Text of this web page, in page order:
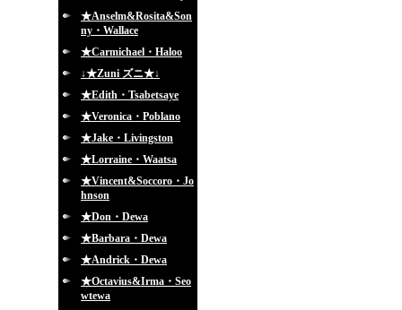
★Anselm&Rosita&Son
ny・Wallace
★Carmichael・Haloo
↓★Zuni ズニ★↓
★Edith・Tsabetsaye
★Veronica・Poblano
★Jake・Livingston
★Lorraine・Waatsa
★Vincent&Soccoro・Jo
hnson
★Don・Dewa
★Barbara・Dewa
★Andrick・Dewa
★Octavius&Irma・Seo
wtewa